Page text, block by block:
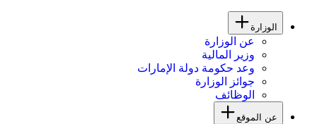
الوزارة
عن الوزارة
وزير المالية
وعد حكومة دولة الإمارات
جوائز الوزارة
الوظائف
عن الموقع